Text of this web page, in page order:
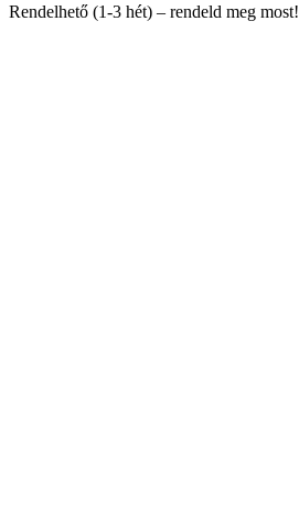
Rendelhető (1-3 hét) – rendeld meg most!